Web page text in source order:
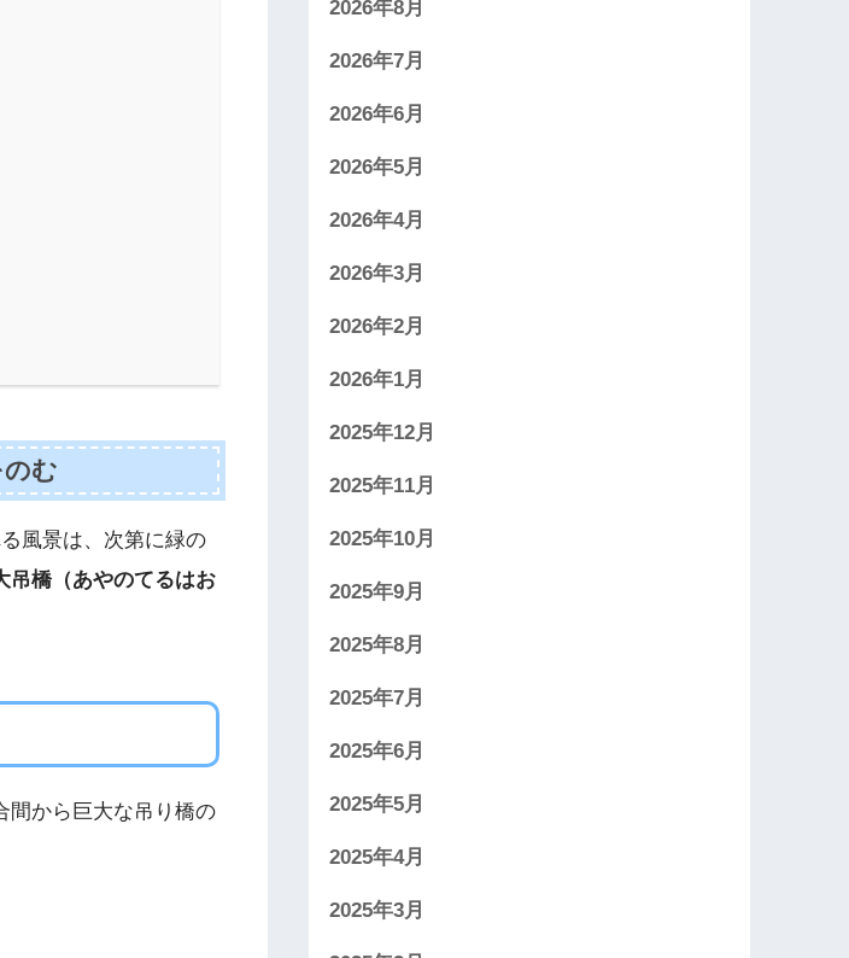
む
風景は、次第に緑の
吊橋（あやのてるはお
間から巨大な吊り橋の
2026年8月
2026年7月
2026年6月
2026年5月
2026年4月
2026年3月
2026年2月
2026年1月
2025年12月
2025年11月
2025年10月
2025年9月
2025年8月
2025年7月
2025年6月
2025年5月
2025年4月
2025年3月